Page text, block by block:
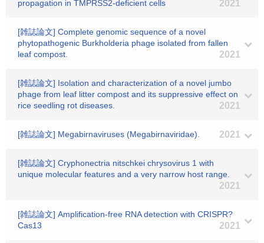
propagation in TMPRSS2-deficient cells
2021
[雑誌論文] Complete genomic sequence of a novel
phytopathogenic Burkholderia phage isolated from fallen
leaf compost.
2021
[雑誌論文] Isolation and characterization of a novel jumbo
phage from leaf litter compost and its suppressive effect on
rice seedling rot diseases.
2021
[雑誌論文] Megabirnaviruses (Megabirnaviridae). 2021
[雑誌論文] Cryphonectria nitschkei chrysovirus 1 with
unique molecular features and a very narrow host range.
2021
[雑誌論文] Amplification-free RNA detection with CRISPR?
Cas13
2021